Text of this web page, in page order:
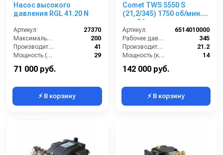
Насос высокого
давления RGL 41.20 N
Артикул:
27370
Максимальное давление (бар):
200
Производительность (л/мин):
41
Мощность (л.с.):
29
71 000 руб.
⚡ В корзину
Comet TWS 5550 S
(21,2/345) 1750 об/мин.
вал 24мм
Артикул:
6514010000
Рабочее давление (бар):
345
Производительность (л/мин):
21.2
Мощность (кВт):
14
142 000 руб.
⚡ В корзину